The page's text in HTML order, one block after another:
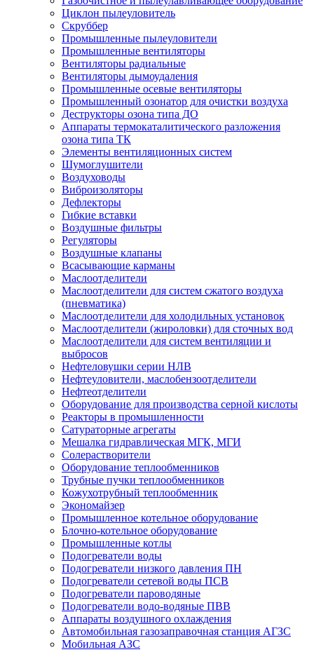
Циклон пылеуловитель
Скруббер
Промышленные пылеуловители
Промышленные вентиляторы
Вентиляторы радиальные
Вентиляторы дымоудаления
Промышленные осевые вентиляторы
Промышленный озонатор для очистки воздуха
Деструкторы озона типа ДО
Аппараты термокаталитического разложения
озона типа ТК
Элементы вентиляционных систем
Шумоглушители
Воздуховоды
Виброизоляторы
Дефлекторы
Гибкие вставки
Воздушные фильтры
Регуляторы
Воздушные клапаны
Всасывающие карманы
Маслоотделители
Маслоотделители для систем сжатого воздуха
(пневматика)
Маслоотделители для холодильных установок
Маслоотделители (жироловки) для сточных вод
Маслоотделители для систем вентиляции и
выбросов
Нефтеловушки серии НЛВ
Нефтеуловители, маслобензоотделители
Нефтеотделители
Оборудование для производства серной кислоты
Реакторы в промышленности
Сатураторные агрегаты
Мешалка гидравлическая МГК, МГИ
Солерастворители
Оборудование теплообменников
Трубные пучки теплообменников
Кожухотрубный теплообменник
Экономайзер
Промышленное котельное оборудование
Блочно-котельное оборудование
Промышленные котлы
Подогреватели воды
Подогреватели низкого давления ПН
Подогреватели сетевой воды ПСВ
Подогреватели пароводяные
Подогреватели водо-водяные ПВВ
Аппараты воздушного охлаждения
Автомобильная газозаправочная станция АГЗС
Мобильная АЗС